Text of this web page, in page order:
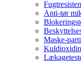
Anti-tør
Maske-